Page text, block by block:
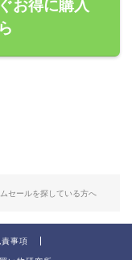
お得に購入
セールを探している方へ
責事項